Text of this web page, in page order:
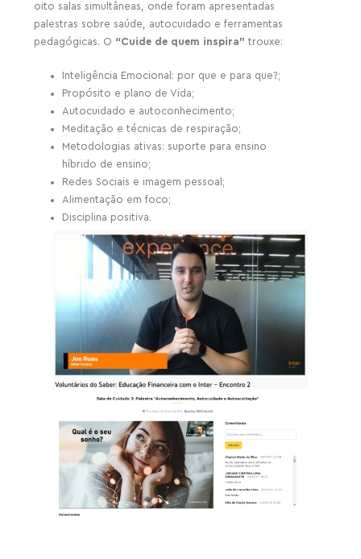
oito salas simultâneas, onde foram apresentadas
palestras sobre saúde, autocuidado e ferramentas
pedagógicas. O “Cuide de quem inspira” trouxe:
Inteligência Emocional: por que e para que?;
Propósito e plano de Vida;
Autocuidado e autoconhecimento;
Meditação e técnicas de respiração;
Metodologias ativas: suporte para ensino
híbrido de ensino;
Redes Sociais e imagem pessoal;
Alimentação em foco;
Disciplina positiva.